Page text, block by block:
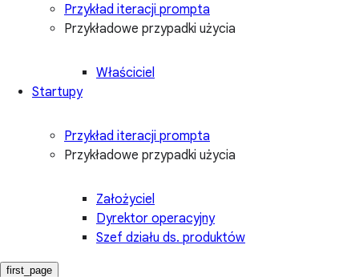
Przykład iteracji prompta
Przykładowe przypadki użycia
Właściciel
Startupy
Przykład iteracji prompta
Przykładowe przypadki użycia
Założyciel
Dyrektor operacyjny
Szef działu ds. produktów
first_page